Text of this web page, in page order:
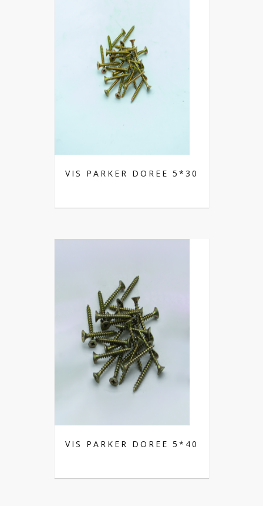
VIS PARKER DOREE 5*30
VIS PARKER DOREE 5*40